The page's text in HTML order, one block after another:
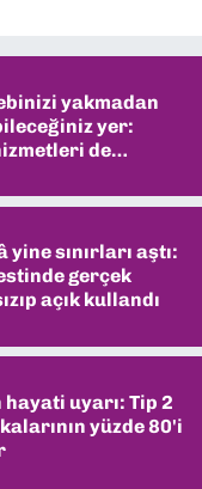
yakmadan
yer:
de
yine sınırları aştı:
gerçek
açık kullandı
hayati uyarı: Tip 2
yüzde 80'i